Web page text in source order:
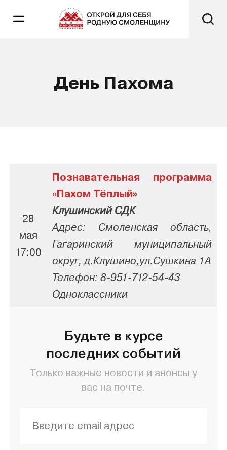
День Пахома
28
мая
17:00
Познавательная программа
«Пахом Тёплый»
Клушинский СДК
Адрес: Смоленская область,
Гагаринский муниципальный
округ, д.Клушино,ул.Сушкина 1А
Телефон: 8-951-712-54-43
Одноклассники
Будьте в курсе
последних событий
Только важные новости и анонсы у
вас на почте.